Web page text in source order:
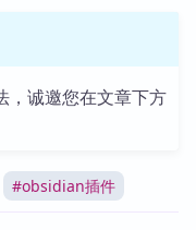
，诚邀您在文章下方
#obsidian插件